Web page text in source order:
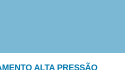
ALTA PRESSÃO